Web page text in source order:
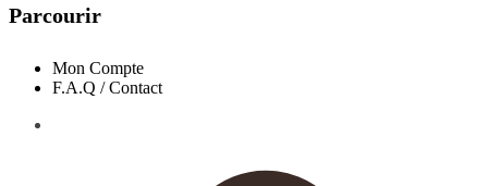
Parcourir
Mon Compte
F.A.Q / Contact